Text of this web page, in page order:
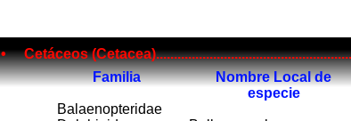
• Cetáceos
Familia
Balaenopteridae
Nombre Local de
especie